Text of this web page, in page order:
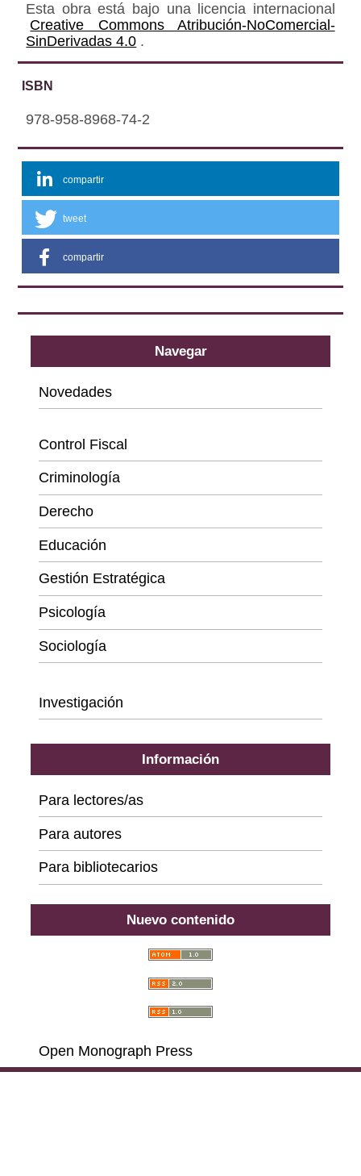
Esta obra está bajo una licencia internacional
Creative Commons Atribución-NoComercial-
SinDerivadas 4.0 .
ISBN
978-958-8968-74-2
compartir
tweet
compartir
Navegar
Novedades
Control Fiscal
Criminología
Derecho
Educación
Gestión Estratégica
Psicología
Sociología
Investigación
Información
Para lectores/as
Para autores
Para bibliotecarios
Nuevo contenido
Open Monograph Press